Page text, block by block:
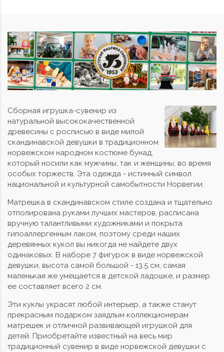
Сборная игрушка-сувенир из
натуральной высококачественной
древесины с росписью в виде милой
скандинавской девушки в традиционном
норвежском народном костюме бунад,
который носили как мужчины, так и женщины, во время
особых торжеств. Эта одежда - истинный символ
национальной и культурной самобытности Норвегии.
Матрешка в скандинавском стиле создана и тщательно
отполирована руками лучших мастеров, расписана
вручную талантливыми художниками и покрыта
гипоаллергенным лаком, поэтому среди наших
деревянных кукол вы никогда не найдете двух
одинаковых. В наборе 7 фигурок в виде норвежской
девушки, высота самой большой - 13.5 см, самая
маленькая же умещается в детской ладошке, и размер
ее составляет всего 2 см.
Эти куклы украсят любой интерьер, а также станут
прекрасным подарком заядлым коллекционерам
матрешек и отличной развивающей игрушкой для
детей. Приобретайте известный на весь мир
традиционный сувенир в виде норвежской девушки с